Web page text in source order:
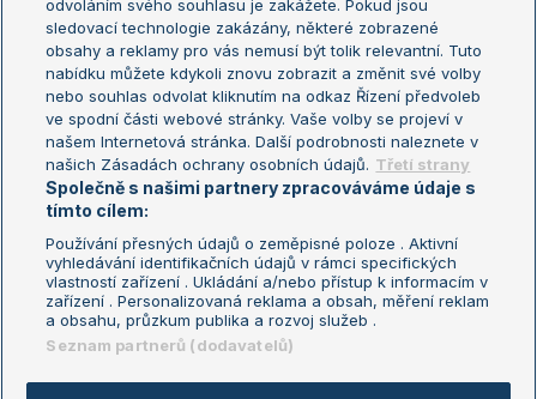
Turnaj mistrů
Turnaj mistryň
Aktualní trendy
Fotbalové přestupy
Livesport Daily
LS Prague Open
Podmínky užití
Nastavení soukromí
GDPR a žurnalistika
Reklama
Kontakt
Informace o zpracování osobních
údajů
odvoláním svého souhlasu je zakážete. Pokud jsou
sledovací technologie zakázány, některé zobrazené
obsahy a reklamy pro vás nemusí být tolik relevantní. Tuto
nabídku můžete kdykoli znovu zobrazit a změnit své volby
nebo souhlas odvolat kliknutím na odkaz Řízení předvoleb
ve spodní části webové stránky. Vaše volby se projeví v
našem Internetová stránka. Další podrobnosti naleznete v
našich Zásadách ochrany osobních údajů. Třetí strany
Společně s našimi partnery zpracováváme údaje s
tímto cílem:
Používání přesných údajů o zeměpisné poloze . Aktivní
vyhledávání identifikačních údajů v rámci specifických
vlastností zařízení . Ukládání a/nebo přístup k informacím v
zařízení . Personalizovaná reklama a obsah, měření reklam
a obsahu, průzkum publika a rozvoj služeb .
Seznam partnerů (dodavatelů)